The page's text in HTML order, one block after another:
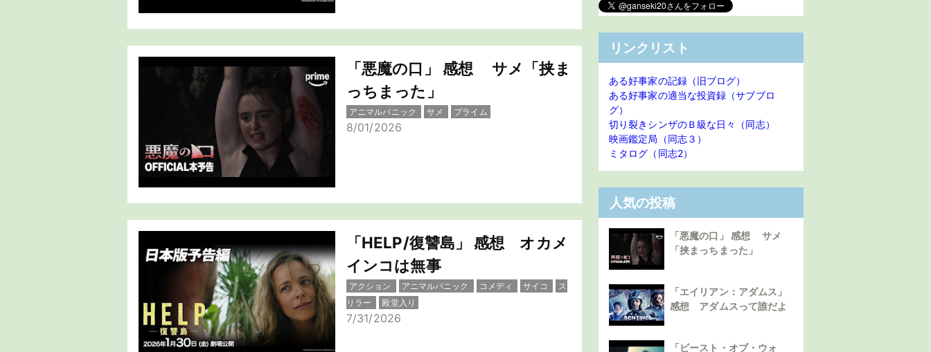
「悪魔の口」 感想 サメ「挟ま
っちまった」
アニマルパニック サメ プライム
8/01/2026
「HELP/復讐島」 感想 オカメ
インコは無事
アクション アニマルパニック コメディ サイコ
ス
リラー
殿堂入り
7/31/2026
リンクリスト
ある好事家の記録（旧ブログ）
ある好事家の適当な投資録（サブブロ
グ）
切り裂きシンザのＢ級な日々（同志）
映画鑑定局（同志３）
ミタログ（同志2）
人気の投稿
「悪魔の口」 感想 サメ
「挟まっちまった」
「エイリアン：アダムス」
感想 アダムスって誰だよ
「ビースト・オブ・ウォ